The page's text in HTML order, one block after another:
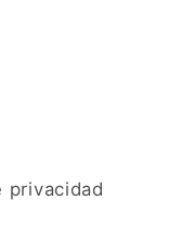
privacidad